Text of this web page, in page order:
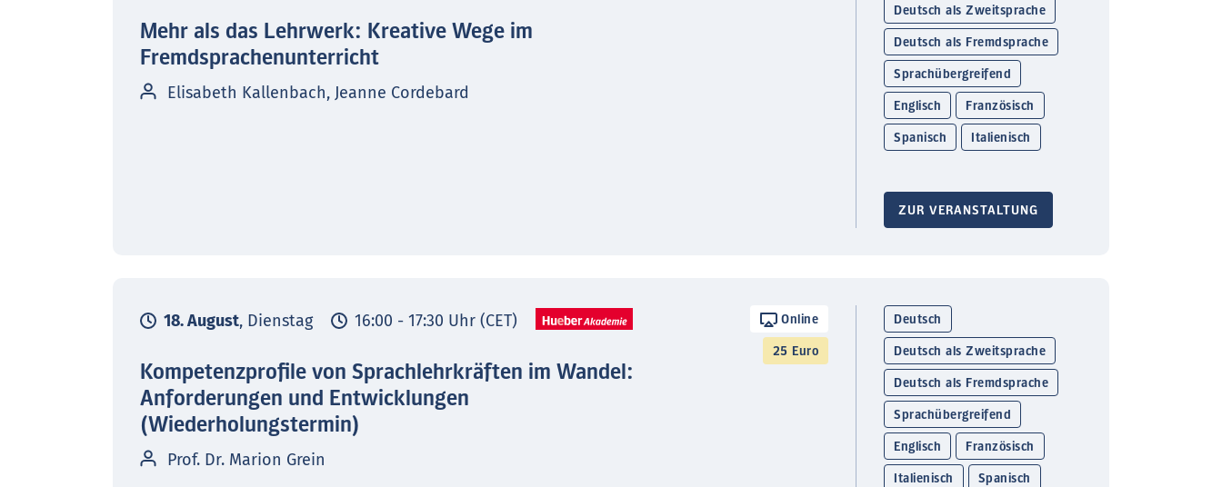
Mehr als das Lehrwerk: Kreative Wege im
Fremdsprachenunterricht
Elisabeth Kallenbach, Jeanne Cordebard
Deutsch als Zweitsprache
Deutsch als Fremdsprache
Sprachübergreifend
Englisch Französisch
Spanisch Italienisch
ZUR VERANSTALTUNG
18. August, Dienstag 16:00 - 17:30 Uhr (CET) Online
25 Euro
Kompetenzprofile von Sprachlehrkräften im Wandel:
Anforderungen und Entwicklungen
(Wiederholungstermin)
Prof. Dr. Marion Grein
Deutsch
Deutsch als Zweitsprache
Deutsch als Fremdsprache
Sprachübergreifend
Englisch Französisch
Italienisch Spanisch